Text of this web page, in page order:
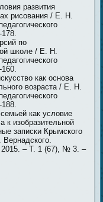
развития
рисования / Е. Н.
по
школе / Е. Н.
как основа
возраста / Е. Н.
как условие
к изобразительной
записки Крымского
2015. – Т. 1 (67), № 3. –